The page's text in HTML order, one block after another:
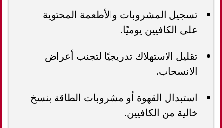
تسجيل المشروبات والأطعمة المحتوية
على الكافيين يوميًا.
تقليل الاستهلاك تدريجيًا لتجنب أعراض
الانسحاب.
استبدال القهوة أو مشروبات الطاقة بنسخ
خالية من الكافيين.